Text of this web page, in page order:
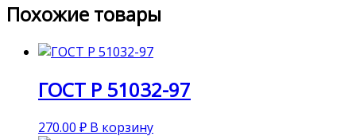
Похожие товары
ГОСТ Р 51032-97
270.00 ₽ В корзину